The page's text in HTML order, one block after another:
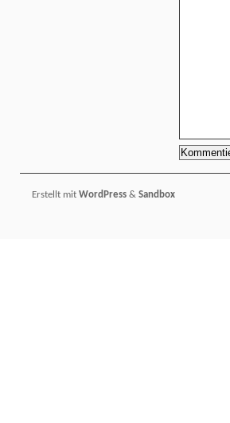
Erstellt mit WordPress & Sandbox